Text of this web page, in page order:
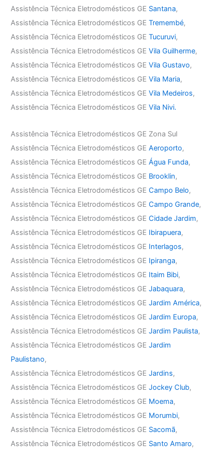
Assistência Técnica Eletrodomésticos GE Santana,
Assistência Técnica Eletrodomésticos GETremembé,
Assistência Técnica Eletrodomésticos GETucuruvi,
Assistência Técnica Eletrodomésticos GEVila Guilherme,
Assistência Técnica Eletrodomésticos GEVila Gustavo,
Assistência Técnica Eletrodomésticos GEVila Maria,
Assistência Técnica Eletrodomésticos GEVila Medeiros,
Assistência Técnica Eletrodomésticos GEVila Nivi.
Assistência Técnica Eletrodomésticos GE Zona Sul
Assistência Técnica Eletrodomésticos GEAeroporto,
Assistência Técnica Eletrodomésticos GEÁgua Funda,
Assistência Técnica Eletrodomésticos GE Brooklin,
Assistência Técnica Eletrodomésticos GECampo Belo,
Assistência Técnica Eletrodomésticos GECampo Grande,
Assistência Técnica Eletrodomésticos GECidade Jardim,
Assistência Técnica Eletrodomésticos GE Ibirapuera,
Assistência Técnica Eletrodomésticos GE Interlagos,
Assistência Técnica Eletrodomésticos GE Ipiranga,
Assistência Técnica Eletrodomésticos GE Itaim Bibi,
Assistência Técnica Eletrodomésticos GEJabaquara,
Assistência Técnica Eletrodomésticos GEJardim América,
Assistência Técnica Eletrodomésticos GEJardim Europa,
Assistência Técnica Eletrodomésticos GEJardim Paulista,
Assistência Técnica Eletrodomésticos GEJardim
Paulistano,
Assistência Técnica Eletrodomésticos GEJardins,
Assistência Técnica Eletrodomésticos GEJockey Club,
Assistência Técnica Eletrodomésticos GE Moema,
Assistência Técnica Eletrodomésticos GE Morumbi,
Assistência Técnica Eletrodomésticos GE Sacomã,
Assistência Técnica Eletrodomésticos GE Santo Amaro,